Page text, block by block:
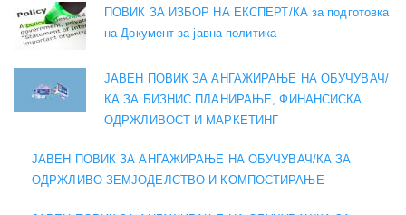
ПОВИК ЗА ИЗБОР НА ЕКСПЕРТ/КА за подготовка
на Документ за јавна политика
ЈАВЕН ПОВИК ЗА АНГАЖИРАЊЕ НА ОБУЧУВАЧ/
КА ЗА БИЗНИС ПЛАНИРАЊЕ, ФИНАНСИСКА
ОДРЖЛИВОСТ И МАРКЕТИНГ
ЈАВЕН ПОВИК ЗА АНГАЖИРАЊЕ НА ОБУЧУВАЧ/КА ЗА
ОДРЖЛИВО ЗЕМЈОДЕЛСТВО И КОМПОСТИРАЊЕ